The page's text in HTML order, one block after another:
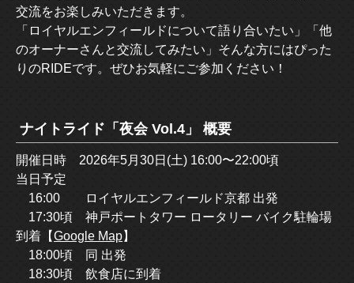
交流をお楽しみいただきます。
「ロイヤルエンフィールドについて語り合いたい」「他
のオーナーさんと交流してみたい」そんな方にはぴった
りのRIDEです。ぜひお気軽にご参加ください！
ナイトライド「夜会 Vol.4」 概要
開催日時 2026年5月30日(土) 16:00〜22:00頃
当日予定
16:00 ロイヤルエンフィールド京都 出発
17:30頃 神戸ポートタワー ロータリー バイク駐輪場
到着【Google Map】
18:00頃 同 出発
18:30頃 飲食店に到着